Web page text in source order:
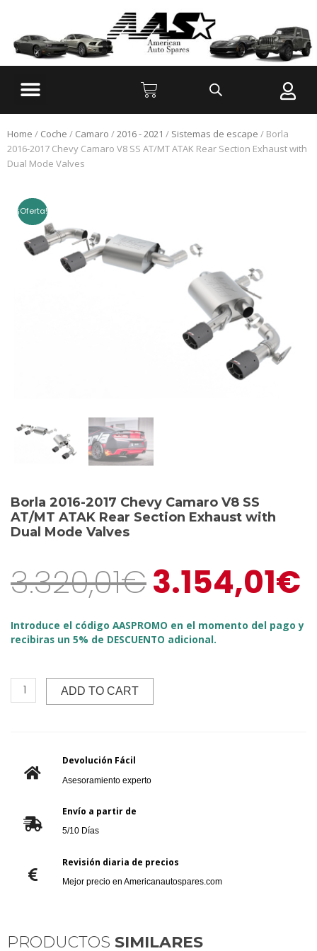
Home / Coche / Camaro /2016 - 2021 / Sistemas de escape / Borla
2016-2017 Chevy Camaro V8 SS AT/MT ATAK Rear Section Exhaust with
Dual Mode Valves
¡Oferta!
Borla 2016-2017 Chevy Camaro V8 SS
AT/MT ATAK Rear Section Exhaust with
Dual Mode Valves
3.320,01€3.154,01€
Introduce el código AASPROMO en el momento del pago y
recibiras un 5% de DESCUENTO adicional.
ADD TO CART
Devolución Fácil
Asesoramiento experto
Envío a partir de
5/10 Días
Revisión diaria de precios
Mejor precio en Americanautospares.com
PRODUCTOS SIMILARES